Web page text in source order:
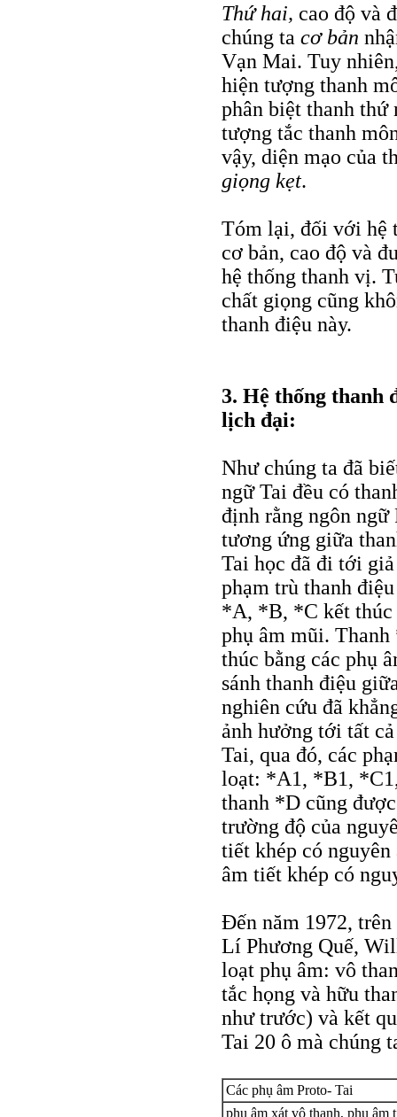
Thứ hai, cao độ và
chúng ta cơ bản
Vạn Mai. Tuy
hiện tượng thanh
phân biệt thanh thứ
tượng tắc thanh
vậy, diện mạo của
giọng kẹt.
Tóm lại, đối với hệ
cơ bản, cao độ và
hệ thống thanh vị.
chất giọng cũng
thanh điệu này.
3. Hệ thống thanh
lịch đại:
Như chúng ta đã
ngữ Tai đều có
định rằng ngôn ngữ
tương ứng giữa
Tai học đã đi tới
phạm trù thanh
*A, *B, *C kết thúc
phụ âm mũi.
thúc bằng các phụ
sánh thanh điệu
nghiên cứu đã
ảnh hưởng tới tất
Tai, qua đó, các
loạt: *A1, *B1,
thanh *D cũng
trường độ của
tiết khép có
âm tiết khép có
Đến năm 1972,
Lí Phương Quế,
loạt phụ âm: vô
tắc họng và hữu
như trước) và kết
Tai 20 ô mà chúng
Các phụ âm Proto- Tai
phụ âm xát vô thanh, phụ âm